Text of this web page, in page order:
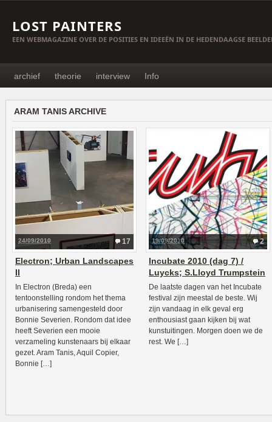
LOST PAINTERS
EEN WEBMAGAZINE OVER DE POSITIES EN IDEEËN IN DE HEDENDAAGSE
archief theorie interview Info
ARAM TANIS ARCHIVE
17
24/09/2010
Electron; Urban Landscapes
II
In Electron (Breda) een
tentoonstelling rondom het thema
urbanisering samengesteld door
Bonnie Severien. Rondom dat idee
heeft Severien een mooie
verzameling kunstenaars bij elkaar
gezet. Aram Tanis, Aquil Copier,
Bonnie […]
2
19/09/2010
Incubate 2010 (dag 7) /
Luycks; S.Lloyd Trumpstein
De laatste dagen van het Incubate
festival zijn meestal de beste. Wij
zijn vandaag in elk geval erg
enthousiast gaan kijken bij wat
kunstuitingen. Morgen doen we de
rest. We […]